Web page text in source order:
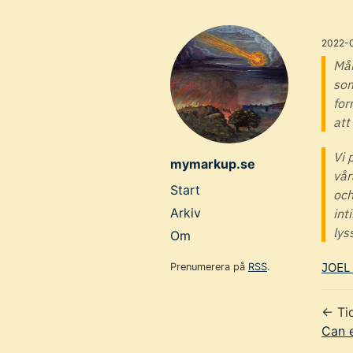
mymarkup.se
Top
level
navigation
menu
Start
Arkiv
Om
Prenumerera på RSS.
2022-
att
Vi
←
Can